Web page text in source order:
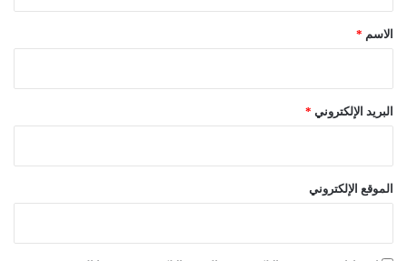
*الاسم *
البريد الإلكتروني *
الموقع الإلكتروني